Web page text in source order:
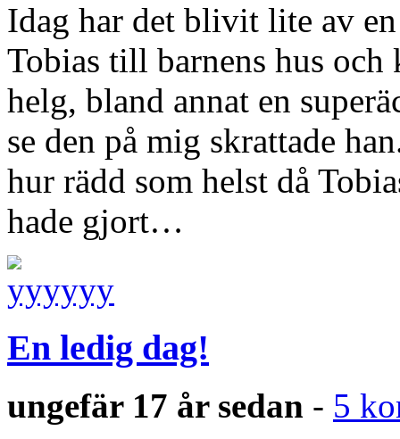
Idag har det blivit lite av
Tobias till barnens hus
helg, bland annat en
se den på mig skrattade
hur rädd som helst då
hade gjort…
En ledig dag!
ungefär 17 år sedan - 5